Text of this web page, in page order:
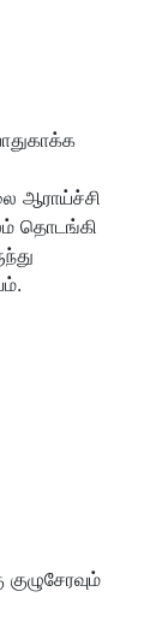
ஆராய்ச்சி
தொடங்கி